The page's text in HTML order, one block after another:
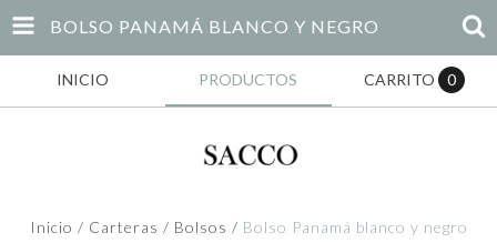
BOLSO PANAMÁ BLANCO Y NEGRO
INICIO PRODUCTOS CARRITO 0
Inicio / Carteras / Bolsos / Bolso Panamá blanco y negro